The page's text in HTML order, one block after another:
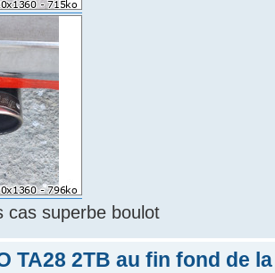
cas superbe boulot
TA28 2TB au fin fond de